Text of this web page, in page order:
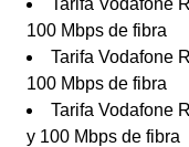
Tarifa Vodafone
100 Mbps de fibra
Tarifa Vodafone
100 Mbps de fibra
Tarifa Vodafone
y 100 Mbps de fibra